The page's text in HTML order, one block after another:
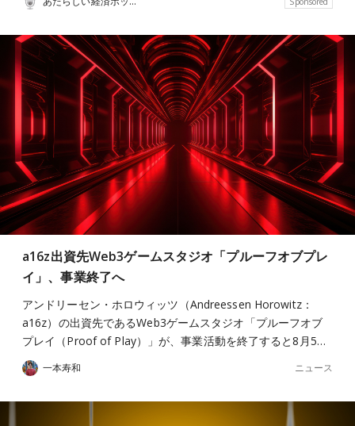
a16z出資先Web3ゲームスタジオ「プルーフオブプレ
イ」、事業終了へ
アンドリーセン・ホロウィッツ（Andreessen Horowitz：
a16z）の出資先であるWeb3ゲームスタジオ「プルーフオブ
プレイ（Proof of Play）」が、事業活動を終了すると8月5…
一本寿和 ニュース